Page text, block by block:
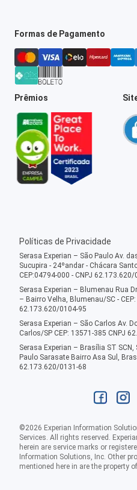
Formas de Pagamento
Prêmios
Políticas de Privacidade
Serasa Experian – São Paulo Av.
Sucupira - 24ºandar - Chácara
CEP:04794-000 - CNPJ 62.173.620/
Serasa Experian – Blumenau Rua
– Bairro Velha, Blumenau/SC -
62.173.620/0104-95
Serasa Experian – São Carlos Av.
Carlos/SP CEP: 13571-385 CNPJ
Serasa Experian – Brasília ST SCN,
Paulo Sarasate Bairro Asa Sul,
62.173.620/0131-68
©2026 Experian Information
Services. All rights reserved.
herein are service marks or
Information Solutions, Inc. Other
mentioned here in are the property